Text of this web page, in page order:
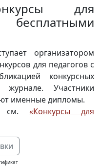
для
организатором
для педагогов с
конкурсных
Участники
именные дипломы.
см. «Конкурсы для